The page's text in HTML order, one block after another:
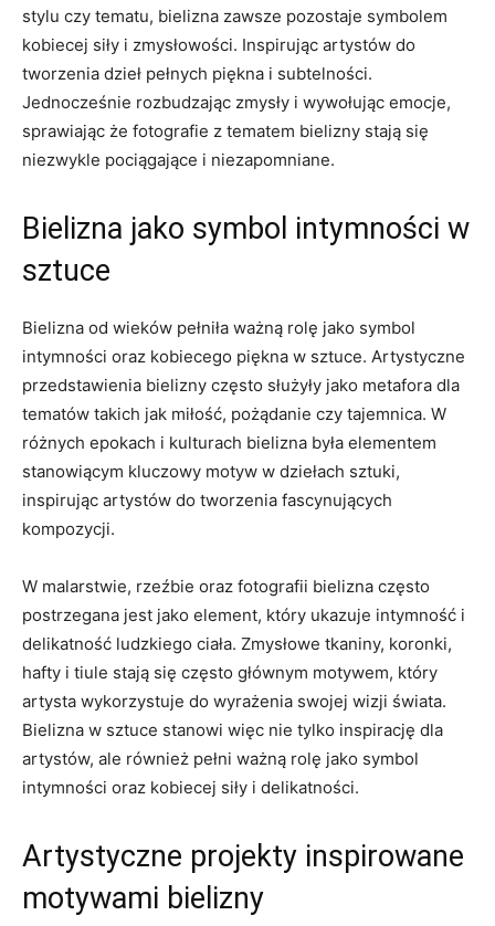
stylu czy tematu, bielizna⁢ zawsze pozostaje symbolem
kobiecej siły i ​zmysłowości. Inspirując artystów do
tworzenia dzieł pełnych piękna ⁣i subtelności.‌
Jednocześnie rozbudzając zmysły‍ i wywołując ⁤emocje,‌
sprawiając że fotografie z tematem bielizny stają się
niezwykle pociągające i niezapomniane.
Bielizna jako symbol intymności ⁣w
sztuce
Bielizna ‌od wieków ⁣pełniła ważną rolę jako symbol
⁣intymności oraz kobiecego piękna‌ w sztuce.‍ Artystyczne
przedstawienia bielizny często służyły ⁢jako metafora dla
‌tematów takich jak miłość, pożądanie czy‍ tajemnica. W
różnych epokach i ⁣kulturach bielizna⁣ była elementem
stanowiącym kluczowy​ motyw w ⁤dziełach sztuki,
inspirując artystów ⁣do tworzenia ⁣fascynujących ​
kompozycji.
W malarstwie, rzeźbie oraz⁣ fotografii bielizna⁣ często
postrzegana ⁣jest jako element, który ukazuje intymność i​
delikatność ludzkiego​ ciała. Zmysłowe‌ tkaniny, koronki, ​
hafty i tiule ‌stają⁤ się często głównym motywem,⁣ który
artysta⁣ wykorzystuje ⁤do‌ wyrażenia swojej ‌wizji​ świata.
Bielizna w⁢ sztuce stanowi ‌więc ​nie‍ tylko inspirację dla
artystów, ale ‍również pełni ważną rolę jako symbol
intymności oraz kobiecej siły⁣ i ⁤delikatności.
Artystyczne ‌projekty inspirowane
motywami bielizny